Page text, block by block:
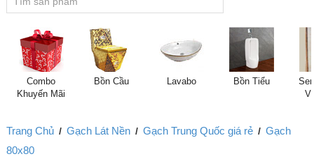
Combo
Khuyến Mãi
Bồn Cầu Lavabo Bồn Tiểu
Trang Chủ / Gạch Lát Nền / Gạch Trung Quốc giá rẻ / Gạch
80x80